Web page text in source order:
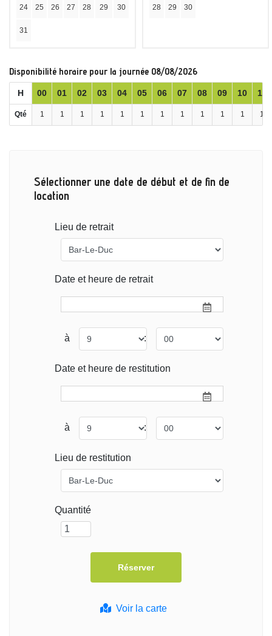
24 25 26 27 28 29 30
31
28 29 30
Disponibilité horaire pour la journée 08/08/2026
H 00 01 02 03 04 05 06 07 08 09 10 11
Qté 1 1 1 1 1 1 1 1 1 1 1 1
Sélectionner une date de début et de fin de
location
Voir la carte
Lieu de retrait
Date et heure de retrait
à :
Date et heure de restitution
à :
Lieu de restitution
Quantité